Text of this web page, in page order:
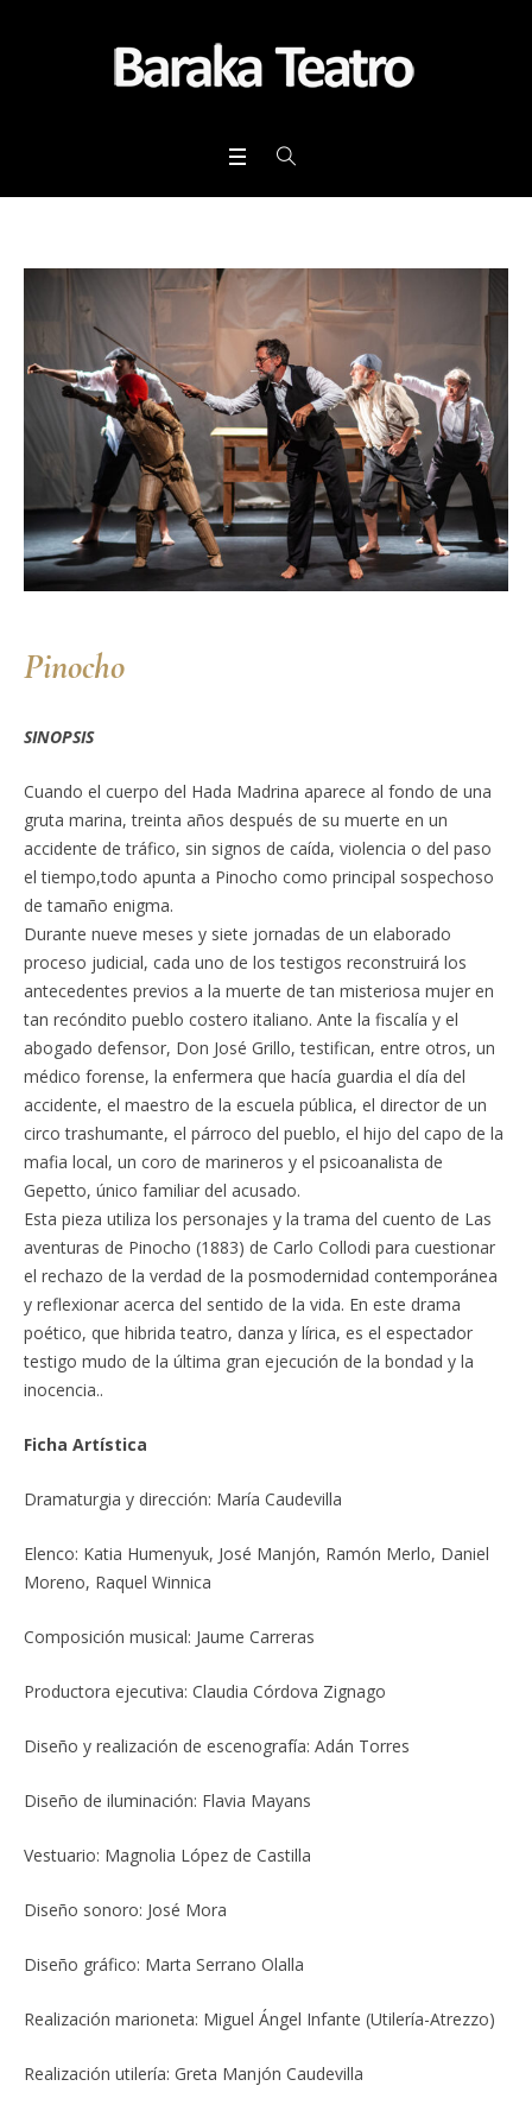
Pinocho
SINOPSIS
Cuando el cuerpo del Hada Madrina aparece al fondo de una
gruta marina, treinta años después de su muerte en un
accidente de tráfico, sin signos de caída, violencia o del paso
el tiempo,todo apunta a Pinocho como principal sospechoso
de tamaño enigma.
Durante nueve meses y siete jornadas de un elaborado
proceso judicial, cada uno de los testigos reconstruirá los
antecedentes previos a la muerte de tan misteriosa mujer en
tan recóndito pueblo costero italiano. Ante la fiscalía y el
abogado defensor, Don José Grillo, testifican, entre otros, un
médico forense, la enfermera que hacía guardia el día del
accidente, el maestro de la escuela pública, el director de un
circo trashumante, el párroco del pueblo, el hijo del capo de la
mafia local, un coro de marineros y el psicoanalista de
Gepetto, único familiar del acusado.
Esta pieza utiliza los personajes y la trama del cuento de Las
aventuras de Pinocho (1883) de Carlo Collodi para cuestionar
el rechazo de la verdad de la posmodernidad contemporánea
y reflexionar acerca del sentido de la vida. En este drama
poético, que hibrida teatro, danza y lírica, es el espectador
testigo mudo de la última gran ejecución de la bondad y la
inocencia..
Ficha Artística
Dramaturgia y dirección: María Caudevilla
Elenco: Katia Humenyuk, José Manjón, Ramón Merlo, Daniel
Moreno, Raquel Winnica
Composición musical: Jaume Carreras
Productora ejecutiva: Claudia Córdova Zignago
Diseño y realización de escenografía: Adán Torres
Diseño de iluminación: Flavia Mayans
Vestuario: Magnolia López de Castilla
Diseño sonoro: José Mora
Diseño gráfico: Marta Serrano Olalla
Realización marioneta: Miguel Ángel Infante (Utilería-Atrezzo)
Realización utilería: Greta Manjón Caudevilla